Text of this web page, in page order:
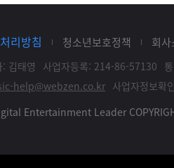
리방침 청소년보호정책 회사
김태영 사업자등록: 214-86-57130
help@webzen.co.kr 사업자정보확인
Entertainment Leader